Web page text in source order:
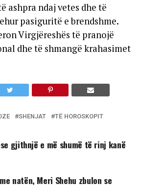
ashpra ndaj vetes dhe të
pasiguritë e brendshme.
Virgjëreshës të pranojë
dhe të shmangë krahasimet
SHENJAT TË HOROSKOPIT
gjithnjë e më shumë të rinj kanë
natën, Meri Shehu zbulon se